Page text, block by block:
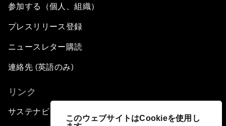
このウェブサイトはCookieを使用し
参加する（個人、組織）
プレスリリース登録
ニュースレター購読
連絡先 (英語のみ)
リンク
サステナビリティへの取り組み